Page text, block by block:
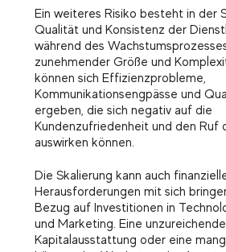
Ein weiteres Risiko besteht in der
Qualität und Konsistenz der
während des
zunehmender Größe und
können sich Effizienzprobleme,
Kommunikationsengpässe und
ergeben, die sich negativ auf die
Kundenzufriedenheit und den Ruf
auswirken können.
Die Skalierung kann auch
Herausforderungen mit sich
Bezug auf Investitionen in
und Marketing. Eine unzureichende
Kapitalausstattung oder eine